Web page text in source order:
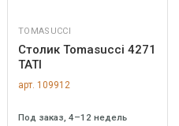
TOMASUCCI
Столик Tomasucci 4271
TATI
арт. 109912
Под заказ, 4–12 недель